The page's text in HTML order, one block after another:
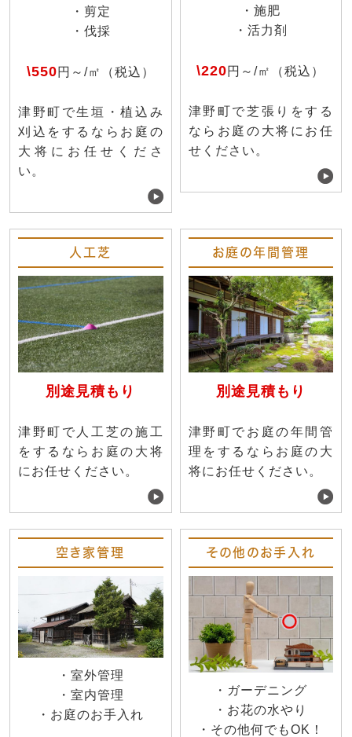
・剪定
・伐採
\550円～/㎡（税込）
津野町で生垣・植込み
刈込をするならお庭の
大将にお任せくださ
い。
・施肥
・活力剤
\220円～/㎡（税込）
津野町で芝張りをする
ならお庭の大将にお任
せください。
人工芝
別途見積もり
津野町で人工芝の施工
をするならお庭の大将
にお任せください。
お庭の年間管理
別途見積もり
津野町でお庭の年間管
理をするならお庭の大
将にお任せください。
空き家管理
・室外管理
・室内管理
・お庭のお手入れ
その他のお手入れ
・ガーデニング
・お花の水やり
・その他何でもOK！